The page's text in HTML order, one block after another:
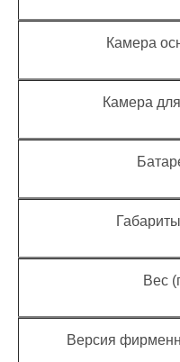
Камера
Камера
Вес
Версия